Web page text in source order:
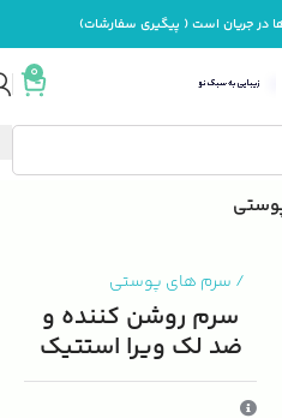
در جریان است ( پیگیری سفارشات)
0
/ سرم های پوستی
سرم روشن کننده و
ضد لک ویرا استتیک